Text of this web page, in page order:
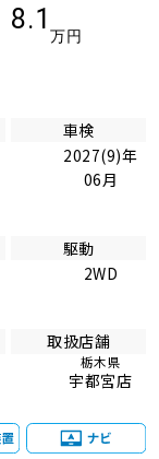
8.1
万円
車検
2027(9)年
06月
駆動
2WD
取扱店舗
栃木県
宇都宮店